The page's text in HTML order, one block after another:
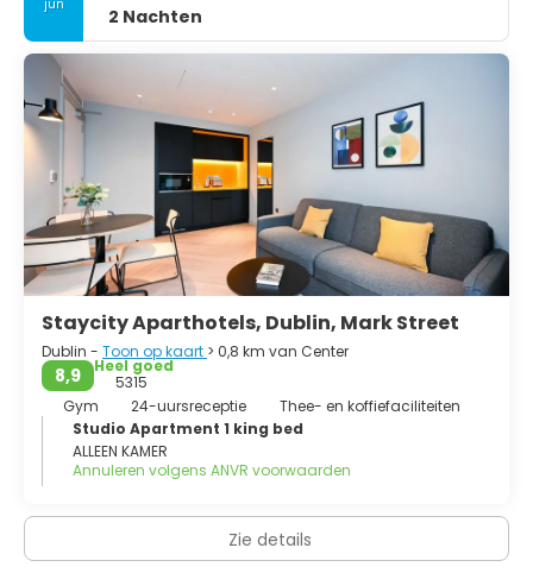
jun
2 Nachten
Staycity Aparthotels, Dublin, Mark Street
Dublin - Toon op kaart > 0,8 km van Center
8,9
Heel goed
5315
Gym
24-uursreceptie
Thee- en koffiefaciliteiten
Studio Apartment 1 king bed
ALLEEN KAMER
Annuleren volgens ANVR voorwaarden
Zie details